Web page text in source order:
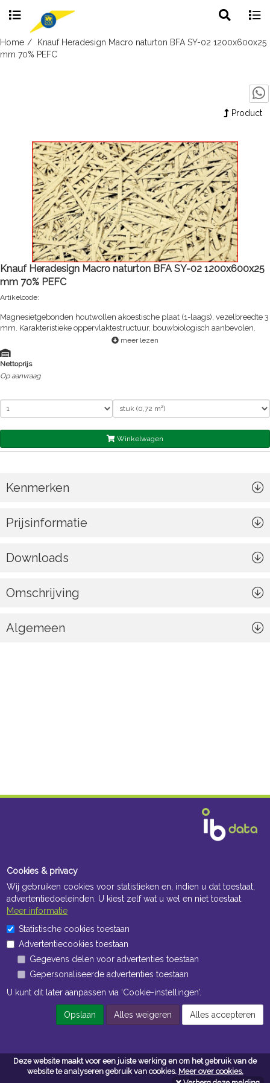
Deze website maakt voor een juiste werking en om het gebruik van de
website te analyseren gebruik van cookies. Meer over cookies.
Skip
to
search
Home
Knauf Heradesign Macro naturton BFA SY-02 1200x600x25
mm 70% PEFC
Product
Knauf Heradesign Macro naturton BFA SY-02 1200x600x25
mm 70% PEFC
Artikelcode:
Magnesietgebonden houtwollen akoestische plaat (1-laags), vezelbreedte 3
mm. Karakteristieke oppervlaktestructuur, bouwbiologisch aanbevolen.
meer lezen
Nettoprijs
Op aanvraag
Winkelwagen
Kenmerken
Prijsinformatie
Downloads
Omschrijving
Algemeen
Openingstijden Kantoor
ma t/m vr 8:30 uur tot 17:00 uur
Openingstijden Magazijn
ma t/m vr 7:00 uur tot 16:30 uur
Algemene voorwaarden
Cookies & privacy
Wij gebruiken cookies voor statistieken en, indien u dat toestaat,
advertentiedoeleinden. U kiest zelf wat u wel en niet toestaat.
Meer informatie
Statistische cookies toestaan
Advertentiecookies toestaan
Gegevens delen voor advertenties toestaan
Gepersonaliseerde advertenties toestaan
U kunt dit later aanpassen via ‘Cookie-instellingen’.
Opslaan Alles weigeren Alles accepteren